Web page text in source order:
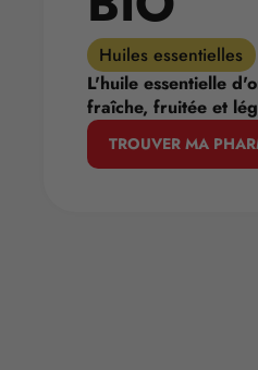
Huiles essentielles
L'huile essentielle
fraîche, fruitée et
TROUVER MA